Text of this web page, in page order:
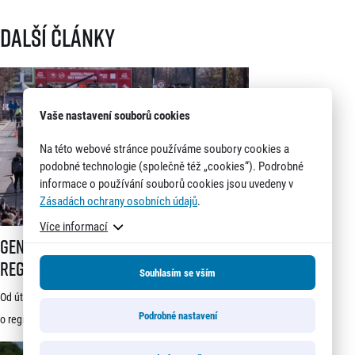
Další články
Generali 1/2Maraton Praha spouští
registrace a mění dosavadní systém!
Třítýdenní lhůta na podání žádosti
startuje 21. července
Od úterý 21. července je možné podávat žádosti
o registraci na jeden z nejprestižnějších závodů světa –
Generali 1/2Maraton Praha. Do povědomí běžců se
Generali 1/2Maraton Praha spouští registrace a mění dosavadní
Vaše nastavení souborů cookies
Na této webové stránce používáme soubory cookies a
podobné technologie (společně též „cookies“). Podrobné
informace o používání souborů cookies jsou uvedeny v
Zásadách ochrany osobních údajů.
Více informací
Souhlasím se vším
Podrobné nastavení